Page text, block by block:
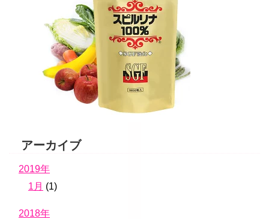
アーカイブ
2019年
1月 (1)
2018年